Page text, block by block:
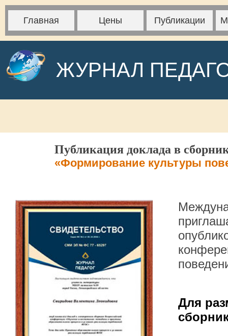
Главная Цены Публикации
ЖУРНАЛ
Публикация доклада в
«Формирование культуры
Для